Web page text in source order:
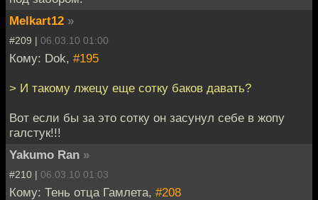
Melkart12 »
#209 | 06.03.10 01:00
Кому: Dok, #195
> И такому лжецу еще сотку баков давать?
Вот если бы за это сотку он засунул себе в жопу
галстук!!!
Yakumo Ran »
#210 | 06.03.10 01:03
Кому: Тень отца Гамлета, #208